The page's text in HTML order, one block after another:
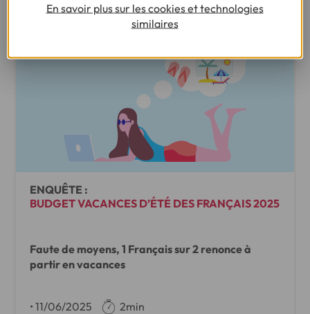
ENQUÊTE :
BUDGET VACANCES D’ÉTÉ DES FRANÇAIS 2025
Faute de moyens, 1 Français sur 2 renonce à
partir en vacances
• 11/06/2025 2min
En savoir plus sur les cookies et technologies
similaires